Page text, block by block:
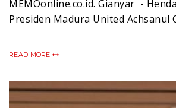
MEMOonline.co.id. Gianyar -
Presiden Madura United Achsanul
READ MORE